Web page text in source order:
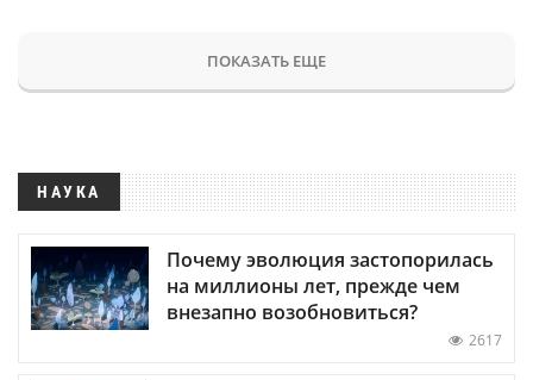
ПОКАЗАТЬ ЕЩЕ
НАУКА
Почему эволюция застопорилась
на миллионы лет, прежде чем
внезапно возобновиться?
2617